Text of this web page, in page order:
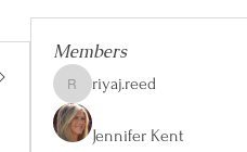
Members
riyaj.reed
riyaj.reed
Jennifer Kent